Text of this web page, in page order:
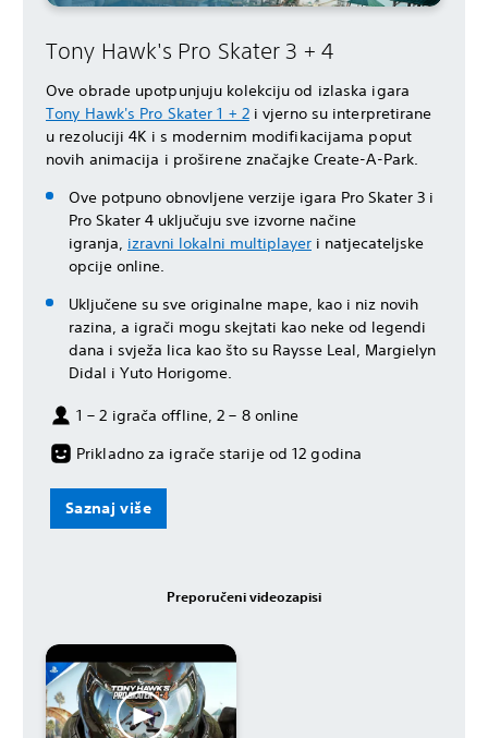
Tony Hawk's Pro Skater 3 + 4
Ove obrade upotpunjuju kolekciju od izlaska igara
Tony Hawk's Pro Skater 1 + 2i vjerno su interpretirane
u rezoluciji 4K i s modernim modifikacijama poput
novih animacija i proširene značajke Create-A-Park.
Ove potpuno obnovljene verzije igara Pro Skater 3 i
Pro Skater 4 uključuju sve izvorne načine
igranja, izravni lokalni multiplayer i natjecateljske
opcije online.
Uključene su sve originalne mape, kao i niz novih
razina, a igrači mogu skejtati kao neke od legendi
dana i svježa lica kao što su Raysse Leal, Margielyn
Didal i Yuto Horigome.
1 – 2 igrača offline, 2 – 8 online
Prikladno za igrače starije od 12 godina
Saznaj više
Preporučeni videozapisi